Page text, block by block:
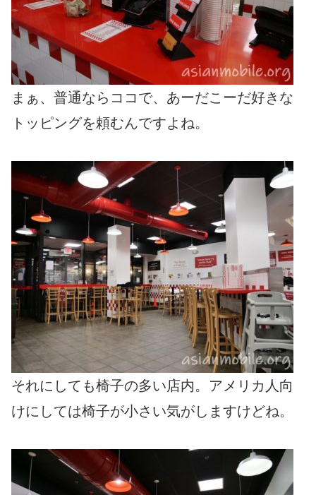
まぁ、普通ならココで、あーだこーだ好きな
トッピングを頼むんですよね。
それにしても椅子の多い店内。アメリカ人向
けにしては椅子が小さい気がしますけどね。